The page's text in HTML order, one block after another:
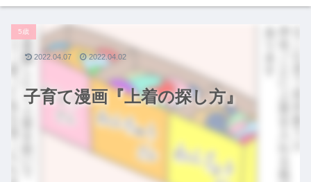
子育て漫画『上着の探し方』
5歳
2022.04.07 2022.04.02